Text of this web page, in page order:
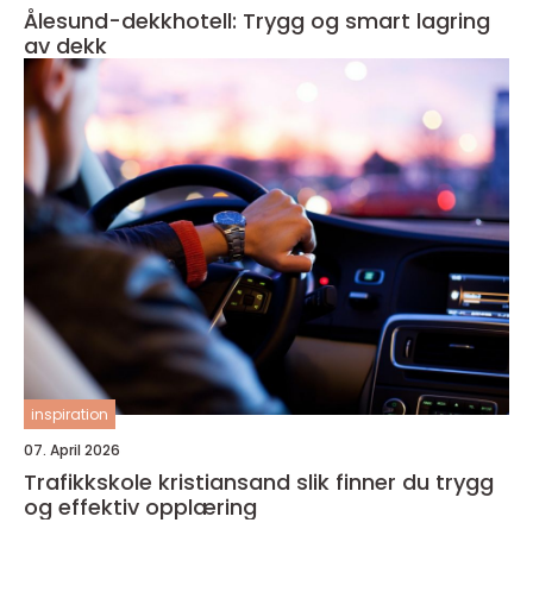
Ålesund-dekkhotell: Trygg og smart lagring
av dekk
inspiration
07. April 2026
Trafikkskole kristiansand slik finner du trygg
og effektiv opplæring